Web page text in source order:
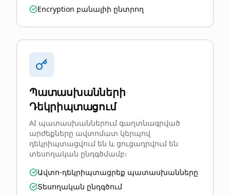
Encryption բանալիի ընտրող
Պատասխանների
Դեկրիպտացում
AI պատասխաններում գաղտնագրված
արժեքները ավտոմատ կերպով
դեկրիպտացվում են և ցուցադրվում են
տեսողական ընդգծմամբ։
Ավտո-դեկրիպտացրեք պատասխանները
Տեսողական ընդգծում